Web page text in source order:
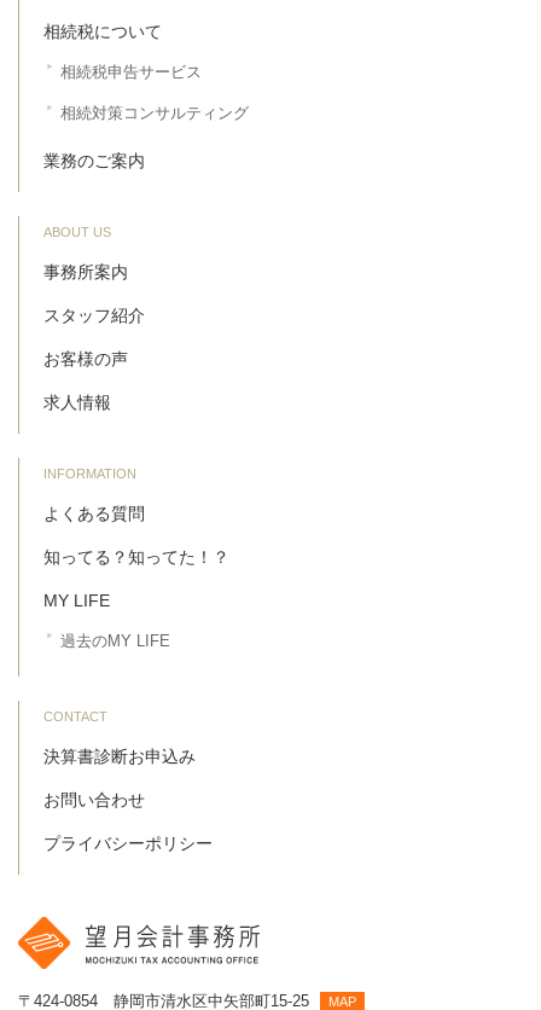
相続税について
相続税申告サービス
相続対策コンサルティング
業務のご案内
ABOUT US
事務所案内
スタッフ紹介
お客様の声
求人情報
INFORMATION
よくある質問
知ってる？知ってた！？
MY LIFE
過去のMY LIFE
CONTACT
決算書診断お申込み
お問い合わせ
プライバシーポリシー
〒424-0854 静岡市清水区中矢部町15-25 MAP